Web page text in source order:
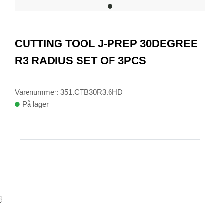
item
of
1
CUTTING TOOL J-PREP 30DEGREE
R3 RADIUS SET OF 3PCS
Varenummer: 351.CTB30R3.6HD
På lager
}